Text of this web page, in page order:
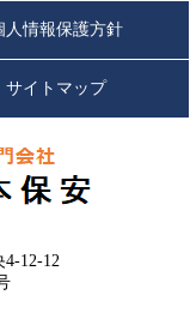
人情報保護方針
サイトマップ
12-12